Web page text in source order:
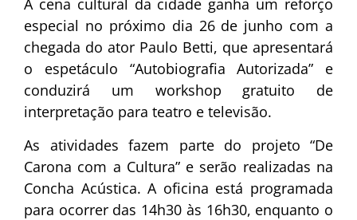
A cena cultural da cidade ganha um reforço
especial no próximo dia 26 de junho com a
chegada do ator Paulo Betti, que apresentará
o espetáculo “Autobiografia Autorizada” e
conduzirá um workshop gratuito de
interpretação para teatro e televisão.
As atividades fazem parte do projeto “De
Carona com a Cultura” e serão realizadas na
Concha Acústica. A oficina está programada
para ocorrer das 14h30 às 16h30, enquanto o